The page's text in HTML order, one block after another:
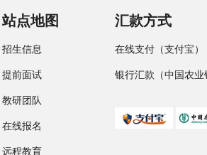
站点地图
招生信息
提前面试
教研团队
在线报名
远程教育
汇款方式
在线支付（支付宝）
银行汇款（中国农业